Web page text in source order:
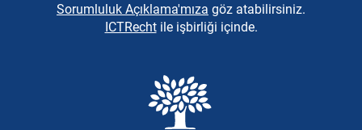
Sorumluluk Açıklama'mıza göz atabilirsiniz.
ICTRechtile işbirliği içinde.